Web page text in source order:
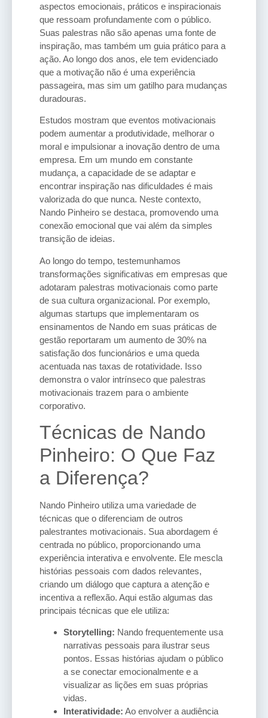
aspectos emocionais, práticos e inspiracionais
que ressoam profundamente com o público.
Suas palestras não são apenas uma fonte de
inspiração, mas também um guia prático para a
ação. Ao longo dos anos, ele tem evidenciado
que a motivação não é uma experiência
passageira, mas sim um gatilho para mudanças
duradouras.
Estudos mostram que eventos motivacionais
podem aumentar a produtividade, melhorar o
moral e impulsionar a inovação dentro de uma
empresa. Em um mundo em constante
mudança, a capacidade de se adaptar e
encontrar inspiração nas dificuldades é mais
valorizada do que nunca. Neste contexto,
Nando Pinheiro se destaca, promovendo uma
conexão emocional que vai além da simples
transição de ideias.
Ao longo do tempo, testemunhamos
transformações significativas em empresas que
adotaram palestras motivacionais como parte
de sua cultura organizacional. Por exemplo,
algumas startups que implementaram os
ensinamentos de Nando em suas práticas de
gestão reportaram um aumento de 30% na
satisfação dos funcionários e uma queda
acentuada nas taxas de rotatividade. Isso
demonstra o valor intrínseco que palestras
motivacionais trazem para o ambiente
corporativo.
Técnicas de Nando
Pinheiro: O Que Faz
a Diferença?
Nando Pinheiro utiliza uma variedade de
técnicas que o diferenciam de outros
palestrantes motivacionais. Sua abordagem é
centrada no público, proporcionando uma
experiência interativa e envolvente. Ele mescla
histórias pessoais com dados relevantes,
criando um diálogo que captura a atenção e
incentiva a reflexão. Aqui estão algumas das
principais técnicas que ele utiliza:
Storytelling: Nando frequentemente usa
narrativas pessoais para ilustrar seus
pontos. Essas histórias ajudam o público
a se conectar emocionalmente e a
visualizar as lições em suas próprias
vidas.
Interatividade: Ao envolver a audiência